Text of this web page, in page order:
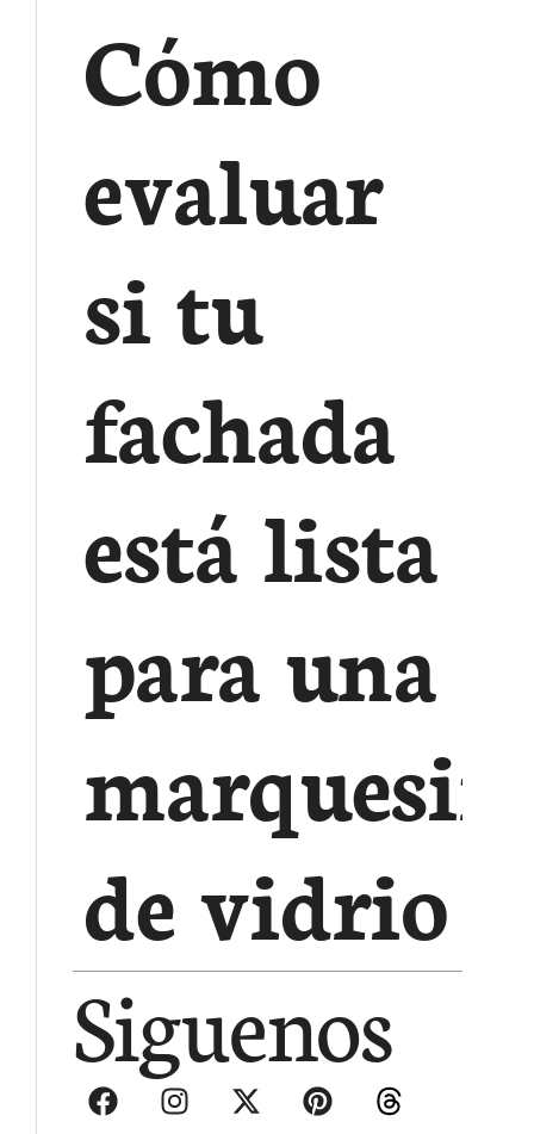
Cómo
evaluar
si tu
fachada
está lista
para una
de vidrio
Siguenos